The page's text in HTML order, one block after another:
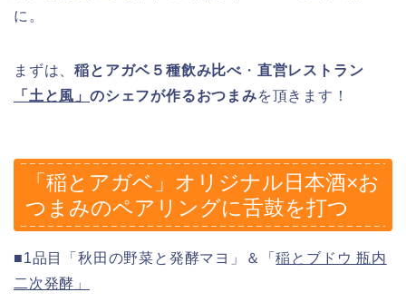
に。
まずは、稲とアガベ５種飲み比べ ・ 直営レストラン
「土と風」 のシェフが作るおつまみを頂きます！
「稲とアガベ」オリジナル日本酒×お
つまみのペアリングに舌鼓を打つ
■1品目「秋田の野菜と発酵マヨ」＆「稲とブドウ 瓶内
二次発酵」